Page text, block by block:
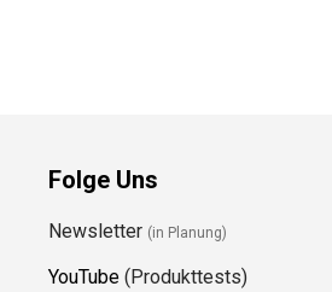
Folge Uns
Newsletter (in Planung)
YouTube (Produkttests)